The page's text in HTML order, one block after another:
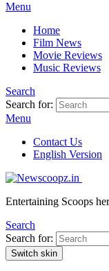
Menu
Home
Film News
Movie Reviews
Music Reviews
Search
Search for:
Menu
Contact Us
English Version
Entertaining Scoops
Search
Search for:
Switch skin